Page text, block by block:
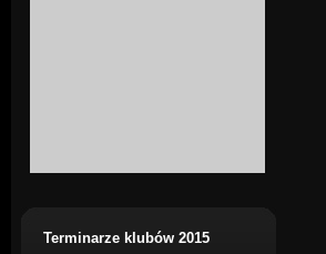
Terminarze klubów 2015